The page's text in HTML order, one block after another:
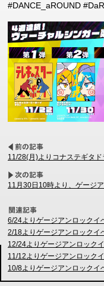
#DANCE_aROUND
11/28(月)よりコナステギタ
11月30日10時より、ゲージ
6/24よりゲージアンロックイ
2/18よりゲージアンロックイ
12/24よりゲージアンロック
11/12よりゲージアンロック
10/8よりゲージアンロックイ